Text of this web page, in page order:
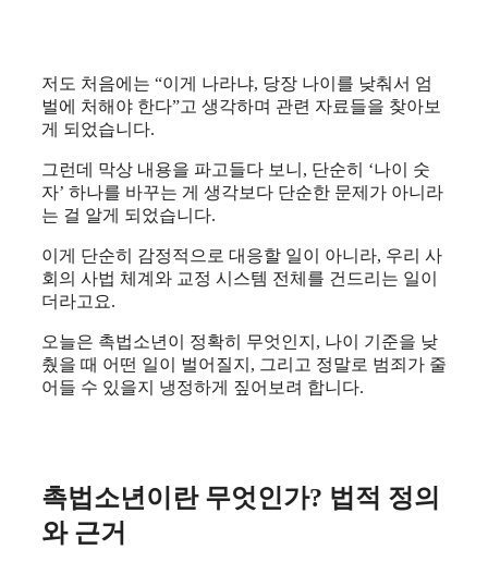
저도 처음에는 “이게 나라냐, 당장 나이를 낮춰서 엄
벌에 처해야 한다”고 생각하며 관련 자료들을 찾아보
게 되었습니다.
그런데 막상 내용을 파고들다 보니, 단순히 ‘나이 숫
자’ 하나를 바꾸는 게 생각보다 단순한 문제가 아니라
는 걸 알게 되었습니다.
이게 단순히 감정적으로 대응할 일이 아니라, 우리 사
회의 사법 체계와 교정 시스템 전체를 건드리는 일이
더라고요.
오늘은 촉법소년이 정확히 무엇인지, 나이 기준을 낮
췄을 때 어떤 일이 벌어질지, 그리고 정말로 범죄가 줄
어들 수 있을지 냉정하게 짚어보려 합니다.
촉법소년이란 무엇인가? 법적 정의
와 근거